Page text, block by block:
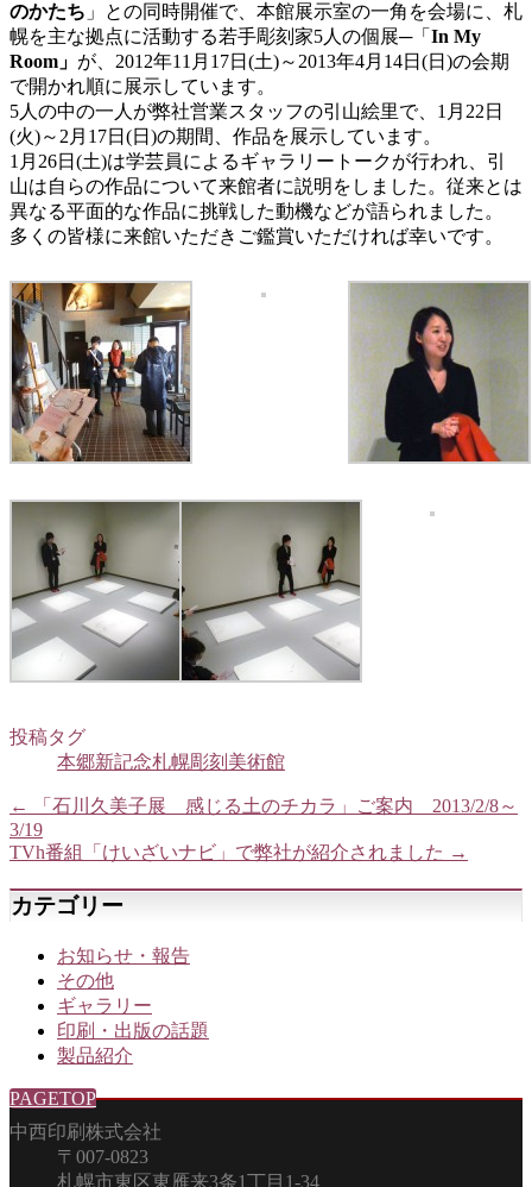
のかたち 」との同時開催で、本館展示室の一角を会場に、札
幌を主な拠点に活動する若手彫刻家5人の個展─「 In My
Room」 が、2012年11月17日(土)～2013年4月14日(日)の会期
で開かれ順に展示しています。
5人の中の一人が弊社営業スタッフの引山絵里で、1月22日
(火)～2月17日(日)の期間、作品を展示しています。
1月26日(土)は学芸員によるギャラリートークが行われ、引
山は自らの作品について来館者に説明をしました。従来とは
異なる平面的な作品に挑戦した動機などが語られました。
多くの皆様に来館いただきご鑑賞いただければ幸いです。
投稿タグ
本郷新記念札幌彫刻美術館
←
「石川久美子展 感じる土のチカラ」ご案内 2013/2/8～
3/19
TVh番組「けいざいナビ」で弊社が紹介されました →
カテゴリー
お知らせ・報告
その他
ギャラリー
印刷・出版の話題
製品紹介
PAGETOP
中西印刷株式会社
〒007-0823
札幌市東区東雁来3条1丁目1-34